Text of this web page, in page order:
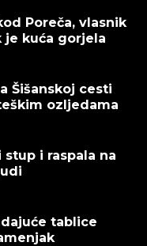
Poreča, vlasnik
kuća gorjela
Šišanskoj cesti
ozljedama
i raspala na
tablice